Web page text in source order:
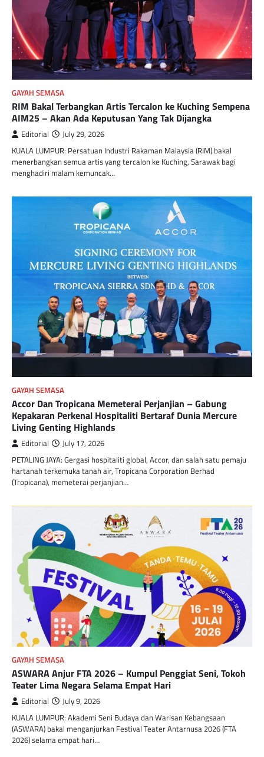
GAYAH SEMASA
RIM Bakal Terbangkan Artis Tercalon ke Kuching Sempena
AIM25 – Akan Ada Keputusan Yang Tak Dijangka
Editorial July 29, 2026
KUALA LUMPUR: Persatuan Industri Rakaman Malaysia (RIM) bakal
menerbangkan semua artis yang tercalon ke Kuching, Sarawak bagi
menghadiri malam kemuncak…
GAYAH SEMASA
Accor Dan Tropicana Memeterai Perjanjian – Gabung
Kepakaran Perkenal Hospitaliti Bertaraf Dunia Mercure
Living Genting Highlands
Editorial July 17, 2026
PETALING JAYA: Gergasi hospitaliti global, Accor, dan salah satu pemaju
hartanah terkemuka tanah air, Tropicana Corporation Berhad
(Tropicana), memeterai perjanjian…
GAYAH SEMASA
ASWARA Anjur FTA 2026 – Kumpul Penggiat Seni, Tokoh
Teater Lima Negara Selama Empat Hari
Editorial July 9, 2026
KUALA LUMPUR: Akademi Seni Budaya dan Warisan Kebangsaan
(ASWARA) bakal menganjurkan Festival Teater Antarnusa 2026 (FTA
2026) selama empat hari…